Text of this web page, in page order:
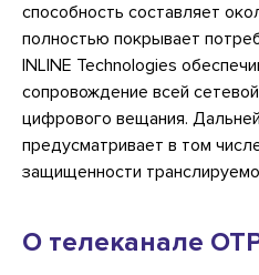
способность составляет
полностью покрывает
INLINE Technologies
сопровождение всей
цифрового вещания.
предусматривает в том
защищенности
О телеканале